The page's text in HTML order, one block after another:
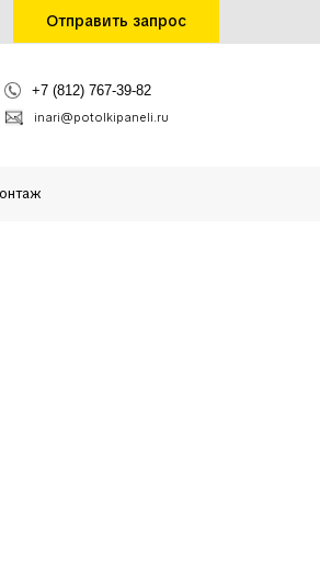
Отправить запрос
inari@potolkipaneli.ru
+7 (812) 767-39-82